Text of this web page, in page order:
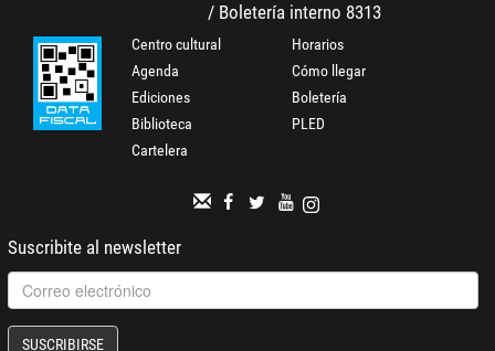
/ Boletería interno 8313
Centro cultural
Agenda
Ediciones
Biblioteca
Cartelera
Horarios
Cómo llegar
Boletería
PLED
Suscribite al newsletter
SUSCRIBIRSE